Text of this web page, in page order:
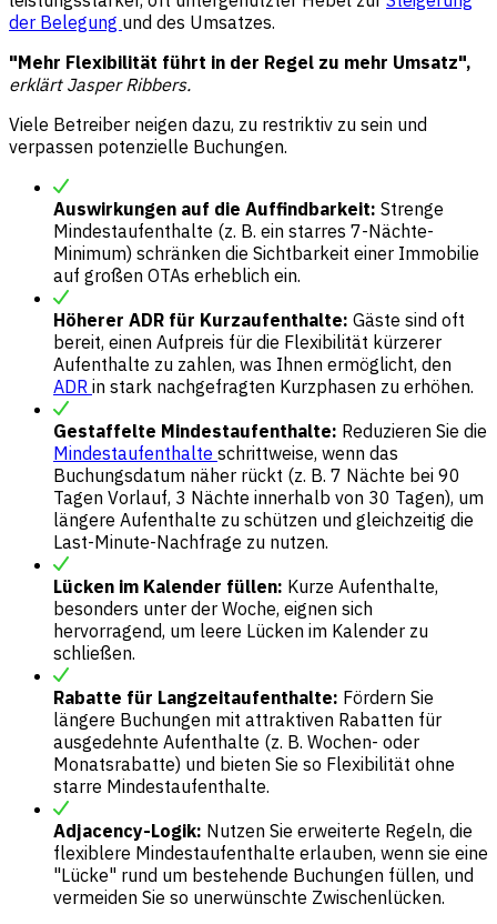
der Belegung und des Umsatzes.
"Mehr Flexibilität führt in der Regel zu mehr Umsatz",
erklärt Jasper Ribbers.
Viele Betreiber neigen dazu, zu restriktiv zu sein und
verpassen potenzielle Buchungen.
Auswirkungen auf die Auffindbarkeit: Strenge
Mindestaufenthalte (z. B. ein starres 7-Nächte-
Minimum) schränken die Sichtbarkeit einer Immobilie
auf großen OTAs erheblich ein.
Höherer ADR für Kurzaufenthalte: Gäste sind oft
bereit, einen Aufpreis für die Flexibilität kürzerer
Aufenthalte zu zahlen, was Ihnen ermöglicht, den
ADR in stark nachgefragten Kurzphasen zu erhöhen.
Gestaffelte Mindestaufenthalte: Reduzieren Sie die
Mindestaufenthalte schrittweise, wenn das
Buchungsdatum näher rückt (z. B. 7 Nächte bei 90
Tagen Vorlauf, 3 Nächte innerhalb von 30 Tagen), um
längere Aufenthalte zu schützen und gleichzeitig die
Last-Minute-Nachfrage zu nutzen.
Lücken im Kalender füllen: Kurze Aufenthalte,
besonders unter der Woche, eignen sich
hervorragend, um leere Lücken im Kalender zu
schließen.
Rabatte für Langzeitaufenthalte: Fördern Sie
längere Buchungen mit attraktiven Rabatten für
ausgedehnte Aufenthalte (z. B. Wochen- oder
Monatsrabatte) und bieten Sie so Flexibilität ohne
starre Mindestaufenthalte.
Adjacency-Logik: Nutzen Sie erweiterte Regeln, die
flexiblere Mindestaufenthalte erlauben, wenn sie eine
"Lücke" rund um bestehende Buchungen füllen, und
vermeiden Sie so unerwünschte Zwischenlücken.